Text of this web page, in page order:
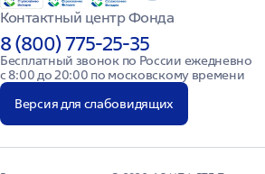
Контактный центр Фонда
8 (800) 775-25-35
Бесплатный звонок по России ежедневно
с 8:00 до 20:00 по московскому времени
Версия для слабовидящих